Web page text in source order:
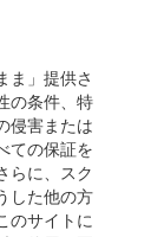
ま」提供さ
の条件、特
侵害または
ての保証を
らに、スク
した他の方
のサイトに